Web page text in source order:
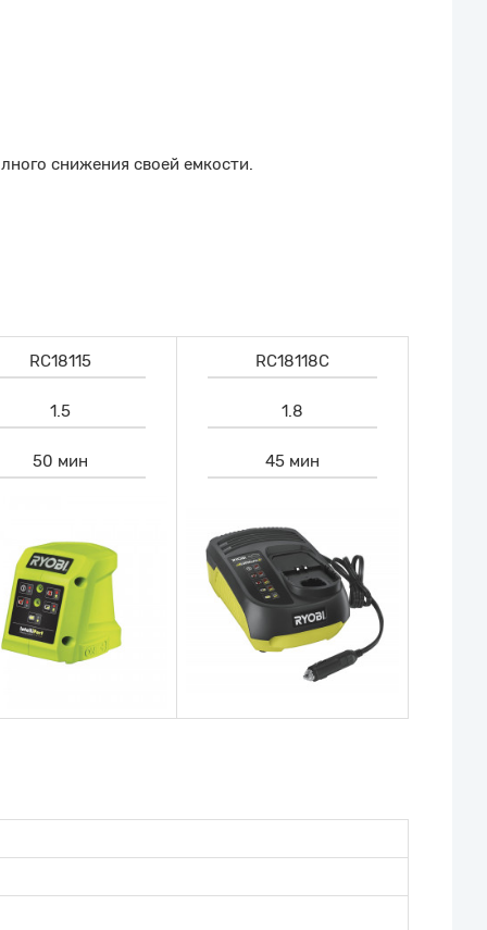
снижения своей емкости.
RC18115 RC18118C
1.5 1.8
50 мин 45 мин